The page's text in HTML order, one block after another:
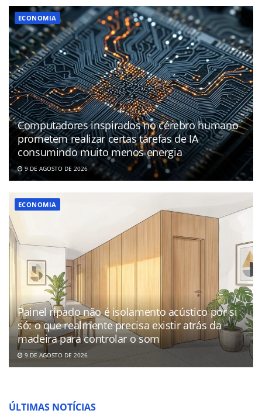
ECONOMIA
Computadores inspirados no cérebro humano
prometem realizar certas tarefas de IA
consumindo muito menos energia
9 DE AGOSTO DE 2026
ECONOMIA
Painel ripado não é isolamento acústico por si
só: o que realmente precisa existir atrás da
madeira para controlar o som
9 DE AGOSTO DE 2026
ÚLTIMAS NOTÍCIAS